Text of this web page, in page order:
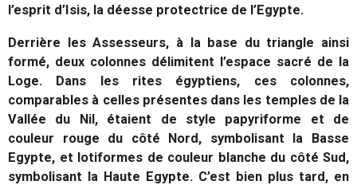
l’esprit d’Isis, la déesse protectrice de l’Egypte.
Derrière les Assesseurs, à la base du triangle ainsi
formé, deux colonnes délimitent l’espace sacré de la
Loge. Dans les rites égyptiens, ces colonnes,
comparables à celles présentes dans les temples de la
Vallée du Nil, étaient de style papyriforme et de
couleur rouge du côté Nord, symbolisant la Basse
Egypte, et lotiformes de couleur blanche du côté Sud,
symbolisant la Haute Egypte. C’est bien plus tard, en